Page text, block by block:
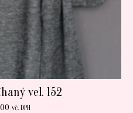
vel. 152
vč. DPH